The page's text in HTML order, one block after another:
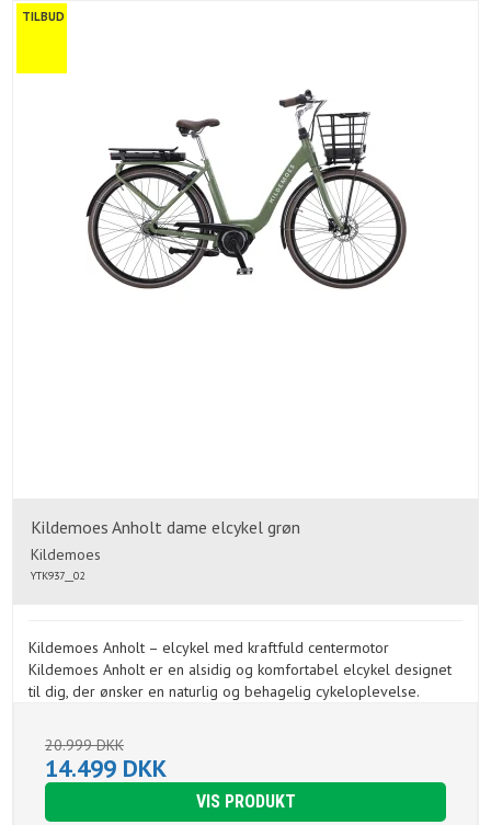
TILBUD
Kildemoes Anholt dame elcykel grøn
Kildemoes
YTK937__02
Kildemoes Anholt – elcykel med kraftfuld centermotor
Kildemoes Anholt er en alsidig og komfortabel elcykel designet
til dig, der ønsker en naturlig og behagelig cykeloplevelse.
20.999 DKK
14.499 DKK
VIS PRODUKT